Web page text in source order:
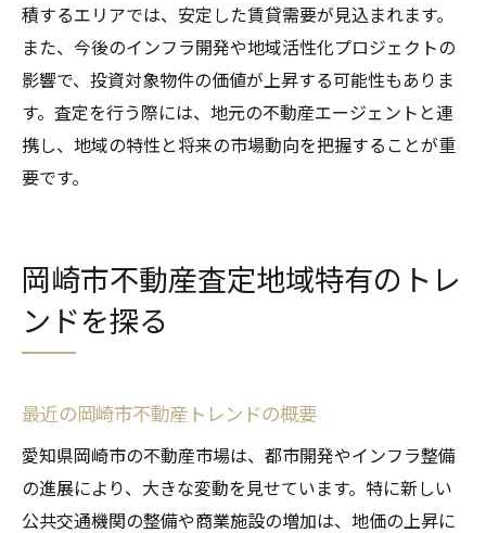
積するエリアでは、安定した賃貸需要が見込まれます。
また、今後のインフラ開発や地域活性化プロジェクトの
影響で、投資対象物件の価値が上昇する可能性もありま
す。査定を行う際には、地元の不動産エージェントと連
携し、地域の特性と将来の市場動向を把握することが重
要です。
岡崎市不動産査定地域特有のトレ
ンドを探る
最近の岡崎市不動産トレンドの概要
愛知県岡崎市の不動産市場は、都市開発やインフラ整備
の進展により、大きな変動を見せています。特に新しい
公共交通機関の整備や商業施設の増加は、地価の上昇に